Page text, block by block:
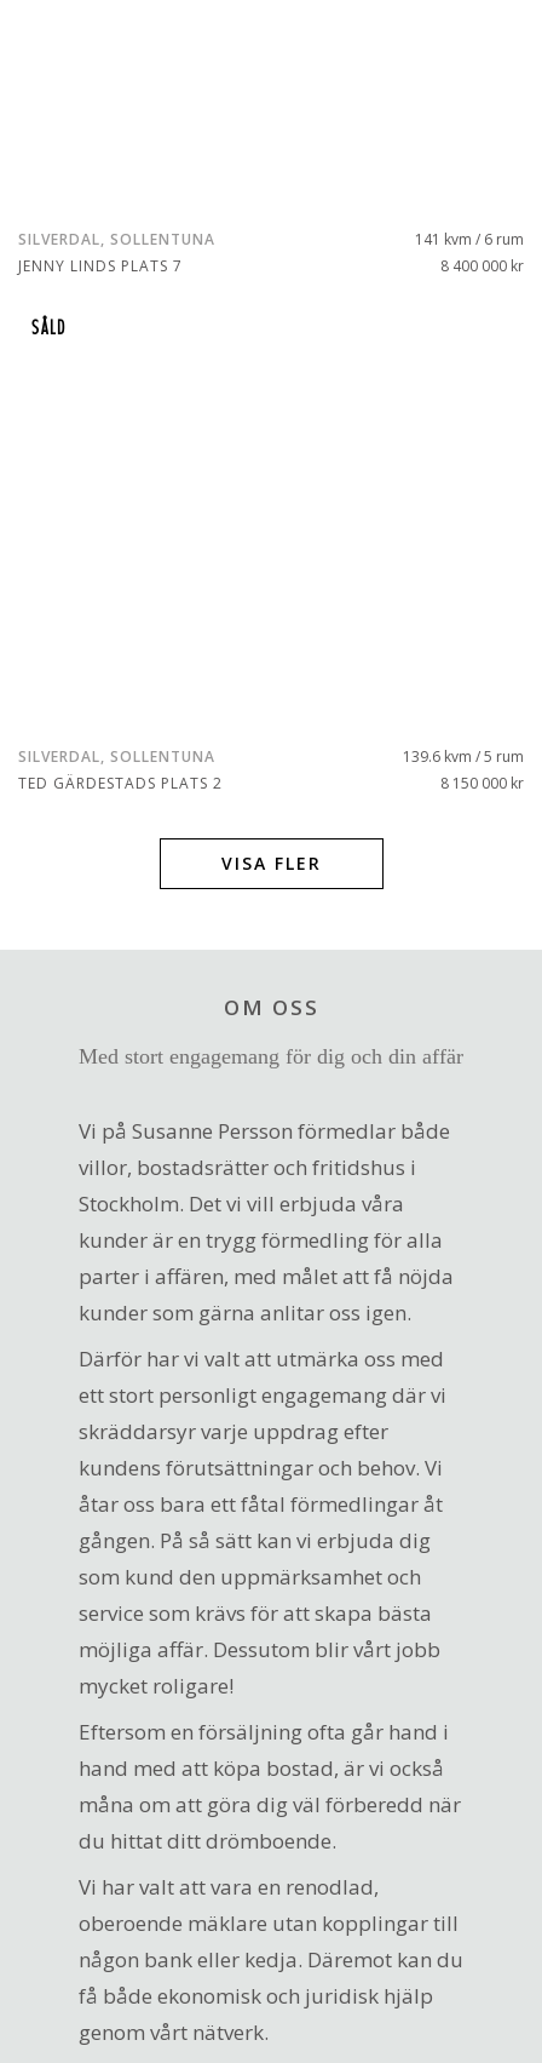
SILVERDAL, SOLLENTUNA
JENNY LINDS PLATS 7
141 kvm / 6 rum
8 400 000 kr
SÅLD
SILVERDAL, SOLLENTUNA
TED GÄRDESTADS PLATS 2
139.6 kvm / 5 rum
8 150 000 kr
VISA FLER
OM OSS
Med stort engagemang för dig och din affär
Vi på Susanne Persson förmedlar både
villor, bostadsrätter och fritidshus i
Stockholm. Det vi vill erbjuda våra
kunder är en trygg förmedling för alla
parter i affären, med målet att få nöjda
kunder som gärna anlitar oss igen.
Därför har vi valt att utmärka oss med
ett stort personligt engagemang där vi
skräddarsyr varje uppdrag efter
kundens förutsättningar och behov. Vi
åtar oss bara ett fåtal förmedlingar åt
gången. På så sätt kan vi erbjuda dig
som kund den uppmärksamhet och
service som krävs för att skapa bästa
möjliga affär. Dessutom blir vårt jobb
mycket roligare!
Eftersom en försäljning ofta går hand i
hand med att köpa bostad, är vi också
måna om att göra dig väl förberedd när
du hittat ditt drömboende.
Vi har valt att vara en renodlad,
oberoende mäklare utan kopplingar till
någon bank eller kedja. Däremot kan du
få både ekonomisk och juridisk hjälp
genom vårt nätverk.